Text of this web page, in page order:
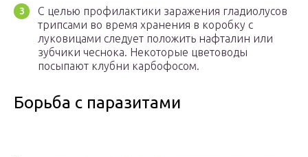
С целью профилактики заражения гладиолусов
трипсами во время хранения в коробку с
луковицами следует положить нафталин или
зубчики чеснока. Некоторые цветоводы
посыпают клубни карбофосом.
Борьба с паразитами